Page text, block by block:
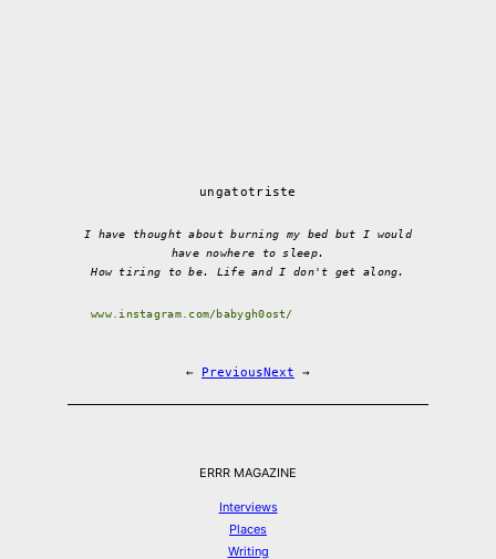
ungatotriste
I have thought about burning my bed but I would
have nowhere to sleep.
How tiring to be. Life and I don't get along.
www.instagram.com/babygh0ost/
← PreviousNext →
ERRR MAGAZINE
Interviews
Places
Writing